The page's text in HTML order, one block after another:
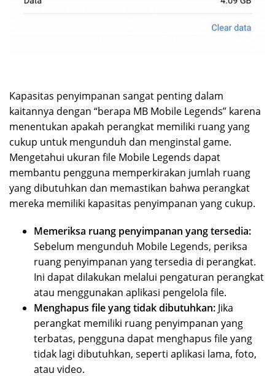
Kapasitas penyimpanan sangat penting dalam
kaitannya dengan “berapa MB Mobile Legends” karena
menentukan apakah perangkat memiliki ruang yang
cukup untuk mengunduh dan menginstal game.
Mengetahui ukuran file Mobile Legends dapat
membantu pengguna memperkirakan jumlah ruang
yang dibutuhkan dan memastikan bahwa perangkat
mereka memiliki kapasitas penyimpanan yang cukup.
Memeriksa ruang penyimpanan yang tersedia:
Sebelum mengunduh Mobile Legends, periksa
ruang penyimpanan yang tersedia di perangkat.
Ini dapat dilakukan melalui pengaturan perangkat
atau menggunakan aplikasi pengelola file.
Menghapus file yang tidak dibutuhkan: Jika
perangkat memiliki ruang penyimpanan yang
terbatas, pengguna dapat menghapus file yang
tidak lagi dibutuhkan, seperti aplikasi lama, foto,
atau video.